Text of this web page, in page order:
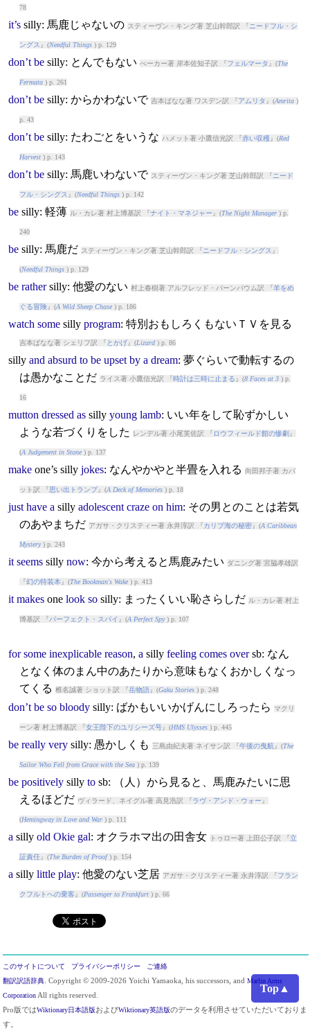
Top▲
78
it’s silly: 馬鹿じゃないの スティーヴン・キング著 芝山幹郎訳 『 ニードフル・シ
ングス 』(Needful Things) p. 129
don’t be silly: とんでもない べーカー著 岸本佐知子訳 『フェルマータ 』(The
Fermata) p. 261
don’t be silly: からかわないで 吉本ばなな著 ワスデン訳 『アムリタ 』(Amrita)
p. 43
don’t be silly: たわごとをいうな ハメット著 小鷹信光訳 『赤い収穫 』(Red
Harvest) p. 143
don’t be silly: 馬鹿いわないで スティーヴン・キング著 芝山幹郎訳 『 ニード
フル・シングス 』(Needful Things) p. 142
be silly: 軽薄 ル・カレ著 村上博基訳 『ナイト・マネジャー 』(The Night Manager) p.
240
be silly: 馬鹿だ スティーヴン・キング著 芝山幹郎訳 『 ニードフル・シングス 』
(Needful Things) p. 129
be rather silly: 他愛のない 村上春樹著 アルフレッド・バーンバウム訳 『羊をめ
ぐる冒険』(A Wild Sheep Chase) p. 186
watch some silly program: 特別おもしろくもないＴＶを見る
吉本ばなな著 シェリフ訳 『 とかげ』(Lizard) p. 86
silly and absurd to be upset by a dream: 夢ぐらいで動転するの
は愚かなことだ ライス著 小鷹信光訳 『時計は三時に止まる 』(8 Faces at 3) p.
16
mutton dressed as silly young lamb: いい年をして恥ずかしい
ような若づくりをした
レンデル著 小尾芙佐訳 『 ロウフィールド館の惨劇 』
(A Judgement in Stone) p. 137
makeone’s silly jokes: なんやかやと半畳を入れる 向田邦子著 カバ
ット訳 『思い出トランプ』(A Deck of Memories) p. 18
just have a silly adolescent craze on him: その男とのことは若気
のあやまちだ アガサ・クリスティー著 永井淳訳 『カリブ海の秘密』(A Caribbean
Mystery) p. 243
it seems silly now: 今から考えると馬鹿みたい ダニング著 宮脇孝雄訳
『幻の特装本』(The Bookman's Wake) p. 413
it makesone look so silly: まったくいい恥さらしだ ル・カレ著 村上
博基訳 『パーフェクト・スパイ 』(A Perfect Spy) p. 107
for some inexplicable reason, a silly feeling comes oversb: なん
となく体のまん中のあたりから意味もなくおかしくなっ
てくる 椎名誠著 ショット訳 『岳物語』(Gaku Stories) p. 248
don’t be so bloody silly: ばかもいいかげんにしろったら マクリ
ーン著 村上博基訳 『女王陛下のユリシーズ号』(HMS Ulysses) p. 445
be really very silly: 愚かしくも 三島由紀夫著 ネイサン訳 『午後の曳航 』(The
Sailor Who Fell from Grace with the Sea) p. 139
be positively silly tosb: （人）から見ると、馬鹿みたいに思
えるほどだ ヴィラード、ネイグル著 高見浩訳 『ラヴ・アンド・ウォー 』
(Hemingway in Love and War) p. 111
a silly old Okie gal: オクラホマ出の田舎女 トゥロー著 上田公子訳 『立
証責任』(The Burden of Proof) p. 154
a silly little play: 他愛のない芝居 アガサ・クリスティー著 永井淳訳 『フラン
クフルトへの乗客 』(Passenger to Frankfurt) p. 66
このサイトについて プライバシーポリシー
ご連絡
翻訳訳語辞典. Copyright © 2009-2026 Yoichi Yamaoka, his successors, and Marlin Arms
CorporationAll rights reserved.
Pro版ではWiktionary日本語版およびWiktionary英語版のデータを利用させていただいておりま
す。